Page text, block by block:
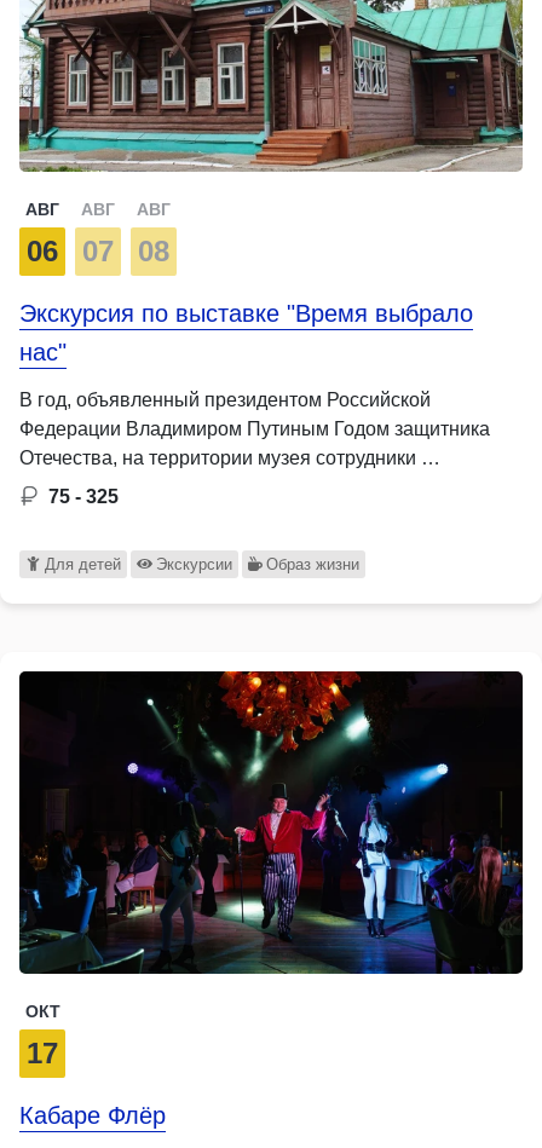
АВГ
06
АВГ
07
АВГ
08
Экскурсия по выставке "Время выбрало
нас"
В год, объявленный президентом Российской
Федерации Владимиром Путиным Годом защитника
Отечества, на территории музея сотрудники …
75 - 325
Для детей Экскурсии Образ жизни
ОКТ
17
Кабаре Флёр